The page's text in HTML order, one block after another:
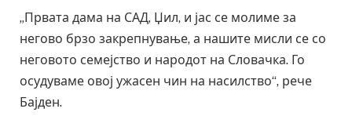
„Првата дама на САД, Џил, и јас се молиме за
негово брзо закрепнување, а нашите мисли се со
неговото семејство и народот на Словачка. Го
осудуваме овој ужасен чин на насилство“, рече
Бајден.